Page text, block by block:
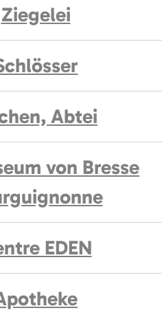
Ziegelei
Abtei
von Bresse
EDEN